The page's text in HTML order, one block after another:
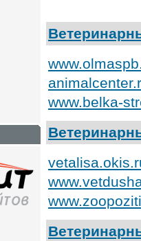
www.belka-